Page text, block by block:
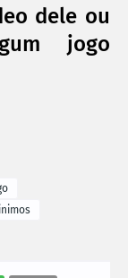
dele ou
jogo